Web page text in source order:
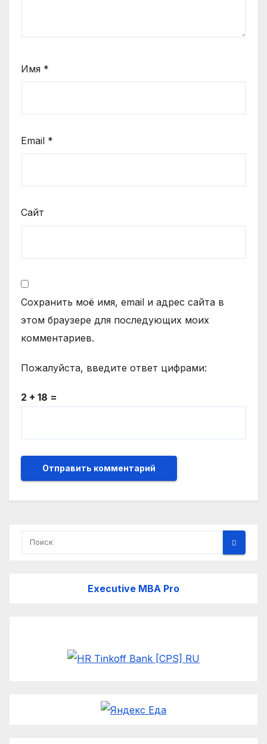
Имя *
Email *
Сайт
Сохранить моё имя, email и адрес сайта в
этом браузере для последующих моих
комментариев.
Пожалуйста, введите ответ цифрами:
2 + 18 =
Executive MBA Pro